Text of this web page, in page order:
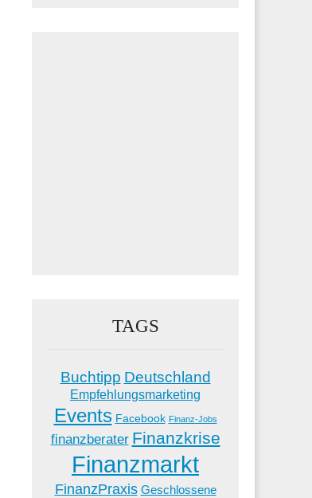
TAGS
Buchtipp Deutschland
Empfehlungsmarketing
Events Facebook Finanz-Jobs
finanzberater Finanzkrise
Finanzmarkt
FinanzPraxis Geschlossene